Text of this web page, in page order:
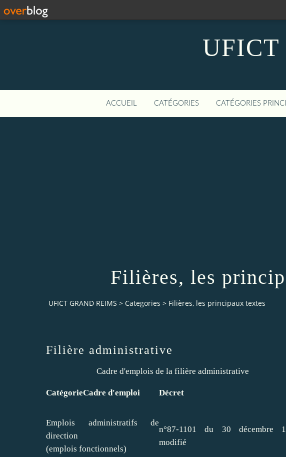
UFICT
ACCUEIL CATÉGORIES CATÉGORIES
Filières, les
UFICT GRAND REIMS > Categories > Filières, les principaux textes
Filière administrative
Cadre d'emplois de la filière administrative
CatégorieCadre d'emploi Décret
Emplois administratifs de
direction
(emplois fonctionnels)
n°87-1101 du 30 décembre
modifié